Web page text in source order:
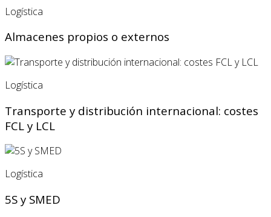
Logística
Almacenes propios o externos
Logística
Transporte y distribución internacional: costes
FCL y LCL
Logística
5S y SMED